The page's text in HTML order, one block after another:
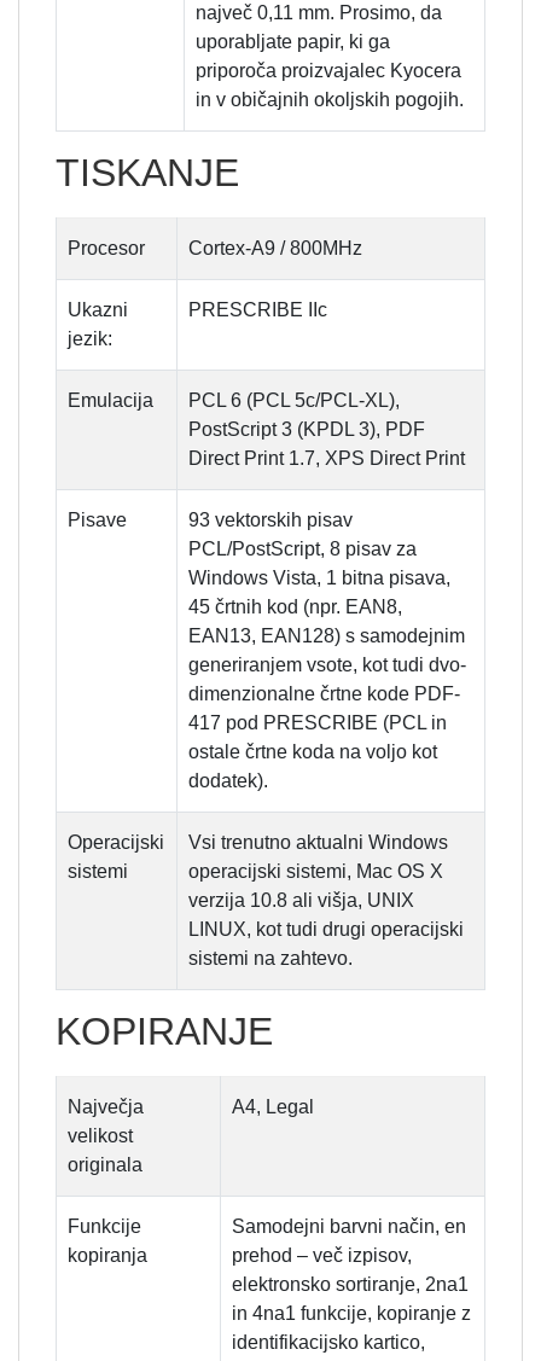
največ 0,11 mm. Prosimo, da
uporabljate papir, ki ga
priporoča proizvajalec Kyocera
in v običajnih okoljskih pogojih.
TISKANJE
Procesor Cortex-A9 / 800MHz
Ukazni
jezik:
PRESCRIBE IIc
Emulacija
PCL 6 (PCL 5c/PCL-XL),
PostScript 3 (KPDL 3), PDF
Direct Print 1.7, XPS Direct Print
Pisave
93 vektorskih pisav
PCL/PostScript, 8 pisav za
Windows Vista, 1 bitna pisava,
45 črtnih kod (npr. EAN8,
EAN13, EAN128) s samodejnim
generiranjem vsote, kot tudi dvo-
dimenzionalne črtne kode PDF-
417 pod PRESCRIBE (PCL in
ostale črtne koda na voljo kot
dodatek).
Operacijski
sistemi
Vsi trenutno aktualni Windows
operacijski sistemi, Mac OS X
verzija 10.8 ali višja, UNIX
LINUX, kot tudi drugi operacijski
sistemi na zahtevo.
KOPIRANJE
Največja
velikost
originala
A4, Legal
Funkcije
kopiranja
Samodejni barvni način, en
prehod – več izpisov,
elektronsko sortiranje, 2na1
in 4na1 funkcije, kopiranje z
identifikacijsko kartico,